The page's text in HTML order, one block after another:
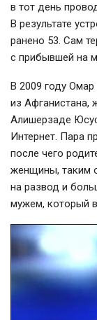
в тот день
В результате
ранено 53. Сам
с прибывшей на
В 2009 году
из Афганистана,
Алишерзаде
Интернет. Пара
после чего
женщины, таким
на развод и
мужем, который